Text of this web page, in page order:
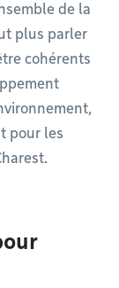
de la
plus parler
cohérents
pour les